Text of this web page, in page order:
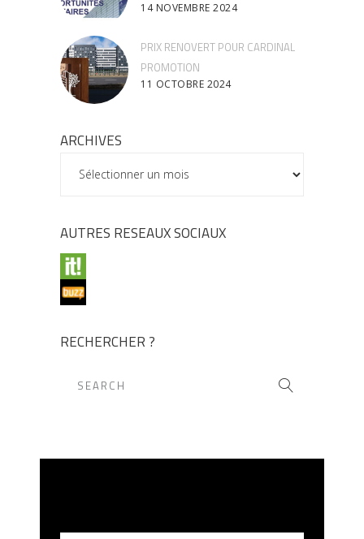
14 NOVEMBRE 2024
PRIX RENOVERT POUR CARDINAL
PROMOTION
11 OCTOBRE 2024
ARCHIVES
ARCHIVES
AUTRES RESEAUX SOCIAUX
RECHERCHER ?